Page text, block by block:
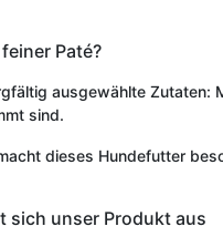
Paté?
ausgewählte
sind.
dieses Hundefutter
sich unser Produkt aus